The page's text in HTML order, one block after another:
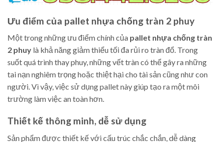
Ưu điểm của pallet nhựa chống tràn 2 phuy
Một trong những ưu điểm chính của pallet nhựa chống tràn
2 phuy là khả năng giảm thiểu tối đa rủi ro tràn đổ. Trong
suốt quá trình thay phuy, những vết tràn có thể gây ra những
tai nạn nghiêm trọng hoặc thiệt hại cho tài sản cũng như con
người. Vì vậy, việc sử dụng pallet này giúp tạo ra một môi
trường làm việc an toàn hơn.
Thiết kế thông minh, dễ sử dụng
Sản phẩm được thiết kế với cấu trúc chắc chắn, dễ dàng